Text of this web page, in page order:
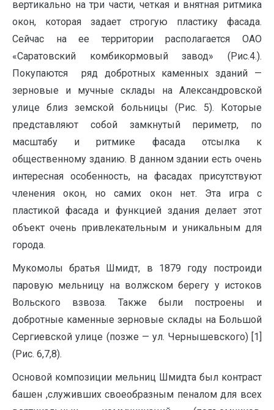
вертикально на три части, четкая и внятная ритмика
окон, которая задает строгую пластику фасада.
Сейчас на ее территории располагается ОАО
«Саратовский комбикормовый завод» (Рис.4.).
Покупаются ряд добротных каменных зданий —
зерновые и мучные склады на Александровской
улице близ земской больницы (Рис. 5). Которые
представляют собой замкнутый периметр, по
масштабу и ритмике фасада отсылка к
общественному зданию. В данном здании есть очень
интересная особенность, на фасадах присутствуют
членения окон, но самих окон нет. Эта игра с
пластикой фасада и функцией здания делает этот
объект очень привлекательным и уникальным для
города.
Мукомолы братья Шмидт, в 1879 году построиди
паровую мельницу на волжском берегу у истоков
Вольского взвоза. Также были построены и
добротные каменные зерновые склады на Большой
Сергиевской улице (позже — ул. Чернышевского) [1]
(Рис. 6,7,8).
Основой композиции мельниц Шмидта был контраст
башен ,служивших своеобразным пеналом для всех